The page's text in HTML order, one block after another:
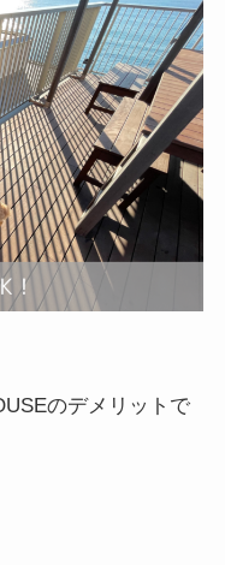
のデメリットで